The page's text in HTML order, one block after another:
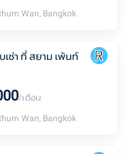
Wan, Bangkok
ช่า ที่ สยาม เพ้นท์
/เดือน
Wan, Bangkok